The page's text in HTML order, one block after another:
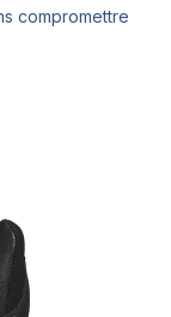
compromettre